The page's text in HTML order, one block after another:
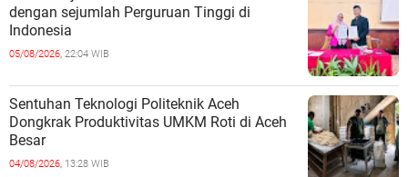
dengan sejumlah Perguruan Tinggi di
Indonesia
05/08/2026, 22:04 WIB
Sentuhan Teknologi Politeknik Aceh
Dongkrak Produktivitas UMKM Roti di Aceh
Besar
04/08/2026, 13:28 WIB